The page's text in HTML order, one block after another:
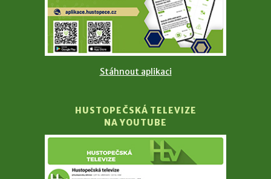
Stáhnout aplikaci
HUSTOPEČSKÁ TELEVIZE
NA YOUTUBE